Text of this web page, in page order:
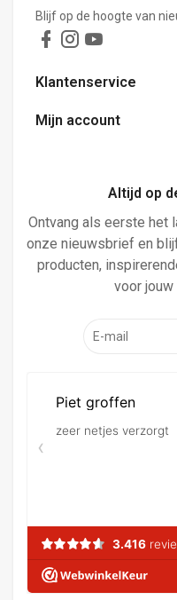
Blijf op de hoogte van
Klantenservice
Mijn account
Altijd op
Ontvang als eerste het
onze nieuwsbrief en
producten,
voor